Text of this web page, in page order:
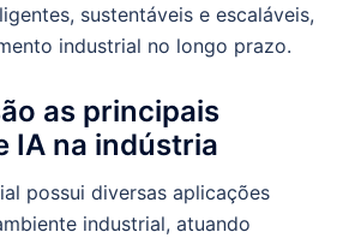
sustentáveis e escaláveis,
industrial no longo prazo.
as principais
IA na indústria
possui diversas aplicações
industrial, atuando